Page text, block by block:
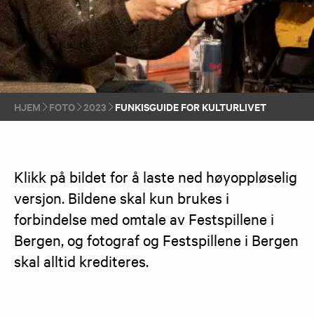
HJEM FOTO 2023 FUNKISGUIDE FOR KULTURLIVET
Klikk på bildet for å laste ned høyoppløselig
versjon. Bildene skal kun brukes i
forbindelse med omtale av Festspillene i
Bergen, og fotograf og Festspillene i Bergen
skal alltid krediteres.